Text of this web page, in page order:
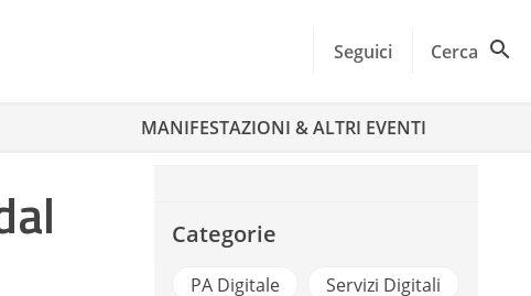
Seguici Cerca
MANIFESTAZIONI & ALTRI EVENTI
Categorie
PA Digitale Servizi Digitali